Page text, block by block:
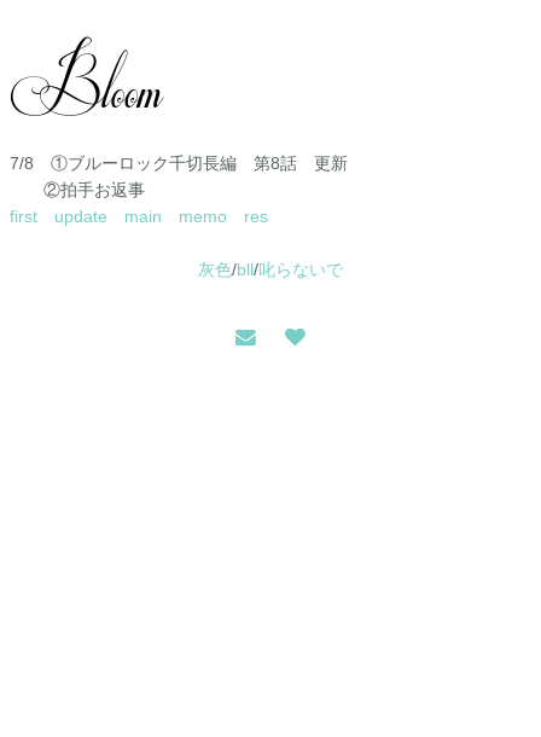
7/8 ①ブルーロック千切長編 第8話 更新
②拍手お返事
first
update main memo res
灰色/bll/叱らないで